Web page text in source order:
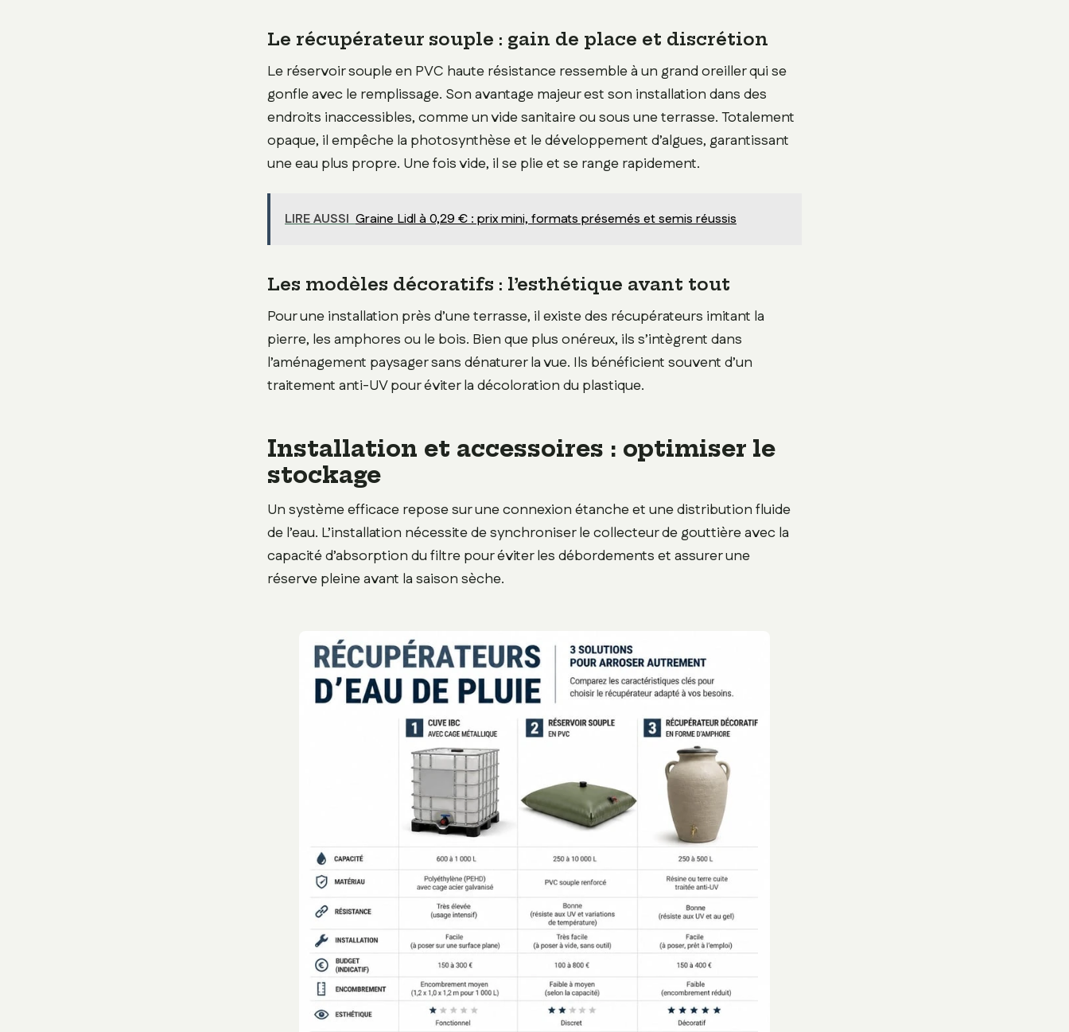
Le récupérateur souple : gain de place et discrétion
Le réservoir souple en PVC haute résistance ressemble à un grand oreiller qui se
gonfle avec le remplissage. Son avantage majeur est son installation dans des
endroits inaccessibles, comme un vide sanitaire ou sous une terrasse. Totalement
opaque, il empêche la photosynthèse et le développement d’algues, garantissant
une eau plus propre. Une fois vide, il se plie et se range rapidement.
LIRE AUSSI Graine Lidl à 0,29 € : prix mini, formats présemés et semis réussis
Les modèles décoratifs : l’esthétique avant tout
Pour une installation près d’une terrasse, il existe des récupérateurs imitant la
pierre, les amphores ou le bois. Bien que plus onéreux, ils s’intègrent dans
l’aménagement paysager sans dénaturer la vue. Ils bénéficient souvent d’un
traitement anti-UV pour éviter la décoloration du plastique.
Installation et accessoires : optimiser le
stockage
Un système efficace repose sur une connexion étanche et une distribution fluide
de l’eau. L’installation nécessite de synchroniser le collecteur de gouttière avec la
capacité d’absorption du filtre pour éviter les débordements et assurer une
réserve pleine avant la saison sèche.